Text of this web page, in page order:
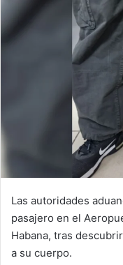
Las autoridades
pasajero en el
Habana, tras
a su cuerpo.